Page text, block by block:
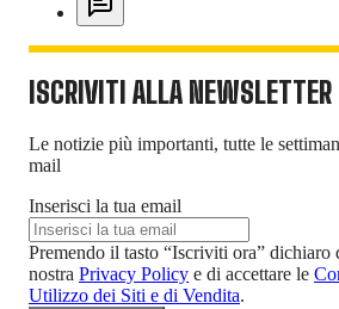
ISCRIVITI ALLA NEWSLETTER
Le notizie più importanti, tutte le
mail
Inserisci la tua email
Premendo il tasto “Iscriviti ora” dichiaro
nostra Privacy Policy e di accettare le
Utilizzo dei Siti e di Vendita.